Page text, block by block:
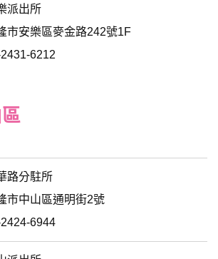
派出所
市安樂區麥金路242號1F
6212
路分駐所
市中山區通明街2號
6944